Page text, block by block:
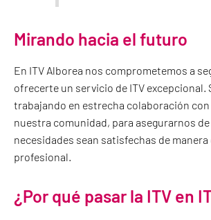
Mirando hacia el futuro
En ITV Alborea nos comprometemos a
ofrecerte un servicio de ITV excepcional.
trabajando en estrecha colaboración
nuestra comunidad, para asegurarnos
necesidades sean satisfechas de
profesional.
¿Por qué pasar la ITV en